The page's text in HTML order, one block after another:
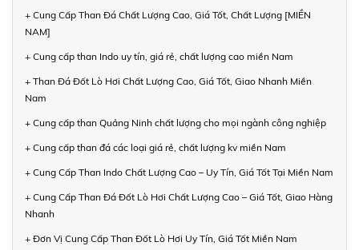
+ Cung Cấp Than Đá Chất Lượng Cao, Giá Tốt, Chất Lượng [MIỀN
NAM]
+ Cung cấp than Indo uy tín, giá rẻ, chất lượng cao miền Nam
+ Than Đá Đốt Lò Hơi Chất Lượng Cao, Giá Tốt, Giao Nhanh Miền
Nam
+ Cung cấp than Quảng Ninh chất lượng cho mọi ngành công nghiệp
+ Cung cấp than đá các loại giá rẻ, chất lượng kv miền Nam
+ Cung Cấp Than Indo Chất Lượng Cao – Uy Tín, Giá Tốt Tại Miền Nam
+ Cung Cấp Than Đá Đốt Lò Hơi Chất Lượng Cao – Giá Tốt, Giao Hàng
Nhanh
+ Đơn Vị Cung Cấp Than Đốt Lò Hơi Uy Tín, Giá Tốt Miền Nam